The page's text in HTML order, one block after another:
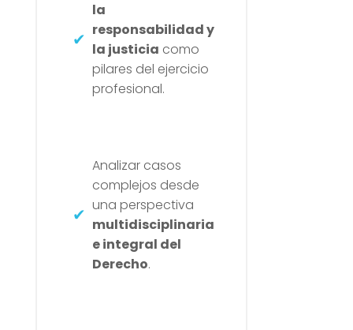
la
responsabilidad y
la justicia como
pilares del ejercicio
profesional.
Analizar casos
complejos desde
una perspectiva
multidisciplinaria
e integral del
Derecho.